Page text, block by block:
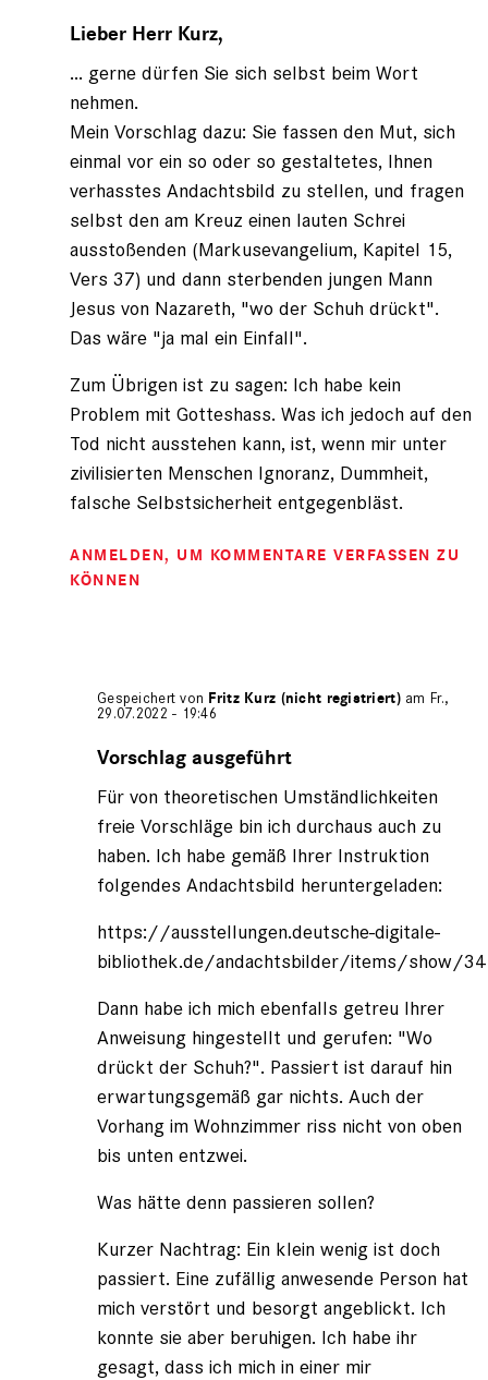
auf
Fritz
Kurz
registriert)
Lieber Herr Kurz,
... gerne dürfen Sie sich selbst beim Wort
nehmen.
Mein Vorschlag dazu: Sie fassen den Mut, sich
einmal vor ein so oder so gestaltetes, Ihnen
verhasstes Andachtsbild zu stellen, und fragen
selbst den am Kreuz einen lauten Schrei
ausstoßenden (Markusevangelium, Kapitel 15,
Vers 37) und dann sterbenden jungen Mann
Jesus von Nazareth, "wo der Schuh drückt".
Das wäre "ja mal ein Einfall".
Zum Übrigen ist zu sagen: Ich habe kein
Problem mit Gotteshass. Was ich jedoch auf den
Tod nicht ausstehen kann, ist, wenn mir unter
zivilisierten Menschen Ignoranz, Dummheit,
falsche Selbstsicherheit entgegenbläst.
ANMELDEN, UM KOMMENTARE VERFASSEN ZU
KÖNNEN
Gespeichert von Fritz Kurz (nicht registriert)am Fr.,
29.07.2022 - 19:46
auf
Gerhard
Engel
registriert)
Vorschlag ausgeführt
Für von theoretischen Umständlichkeiten
freie Vorschläge bin ich durchaus auch zu
haben. Ich habe gemäß Ihrer Instruktion
folgendes Andachtsbild heruntergeladen:
https://ausstellungen.deutsche-digitale-
bibliothek.de/andachtsbilder/items/show/34
Dann habe ich mich ebenfalls getreu Ihrer
Anweisung hingestellt und gerufen: "Wo
drückt der Schuh?". Passiert ist darauf hin
erwartungsgemäß gar nichts. Auch der
Vorhang im Wohnzimmer riss nicht von oben
bis unten entzwei.
Was hätte denn passieren sollen?
Kurzer Nachtrag: Ein klein wenig ist doch
passiert. Eine zufällig anwesende Person hat
mich verstört und besorgt angeblickt. Ich
konnte sie aber beruhigen. Ich habe ihr
gesagt, dass ich mich in einer mir